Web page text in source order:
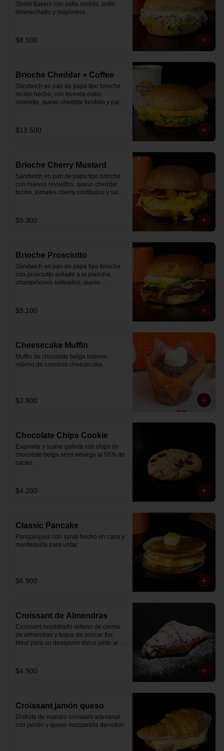
Street Bakers con palta molida, pollo
desmechado y mayonesa.
$8.500
Brioche Cheddar + Coffee
Sándwich en pan de papa tipo brioche
recién hecho, con huevos estilo
omelette, queso cheddar fundido y palta,
Se envía en bolsa delivery.
$13.500
Brioche Cherry Mustard
Sándwich en pan de papa tipo brioche
con huevos revueltos, queso cheddar,
tocino, tomates cherry confitados y salsa
$9.300
Brioche Prosciutto
Sándwich en pan de papa tipo brioche
con prosciutto sellado a la plancha,
champiñones salteados, queso
$9.100
Cheesecake Muffin
Muffin de chocolate belga intenso
relleno de cremoso cheesecake.
$2.900
Chocolate Chips Cookie
Exquisita y suave galleta con chips de
chocolate belga semi amargo al 55% de
cacao.
$4.200
Classic Pancake
Panqueques con syrup hecho en casa y
mantequilla para untar.
$6.900
Croissant de Almendras
Croissant hojaldrado relleno de crema
de almendras y toque de azúcar flor.
Ideal para un desayuno dulce junto al
$4.900
Croissant jamón queso
Disfruta de nuestro croissant artesanal
con jamón y queso mozzarella derretido.